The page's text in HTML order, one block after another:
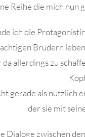
Reihe die mich nun
ich die
Brüdern
allerdings zu
gerade als nützlich
der sie mit
Dialoge zwischen